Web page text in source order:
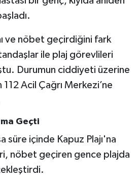
ve nöbet geçirdiğini fark
ile plaj görevlileri
Durumun ciddiyeti üzerine
Acil Çağrı Merkezi’ne
Geçti
süre içinde Kapuz Plajı'na
nöbet geçiren gence plajda